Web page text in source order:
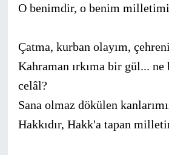
O benimdir, o benim
Çatma, kurban olayım,
Kahraman ırkıma bir gül... ne
celâl?
Sana olmaz dökülen
Hakkıdır, Hakk'a tapan